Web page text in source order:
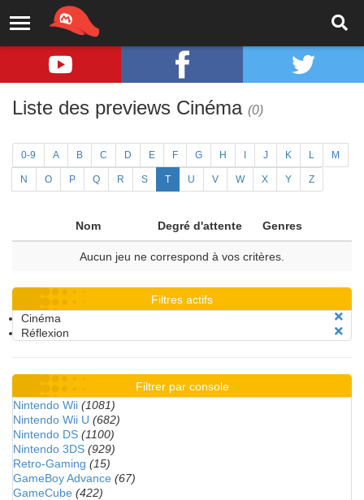
Liste des previews Cinéma (0)
0-9 A B C D E F G H J K L M
N O P Q R S T U V W X Y Z
Nom Degré d'attente Genres
Aucun jeu ne correspond à vos critères.
Filtres actifs
Cinéma
Réflexion
Filtrer par console
Nintendo Wii (1081)
Nintendo Wii U (682)
Nintendo DS (1100)
Nintendo 3DS (929)
Retro-Gaming (15)
GameBoy Advance (67)
GameCube (422)